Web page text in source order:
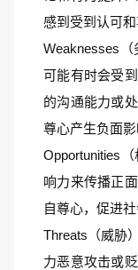
感到受到认可和
Weaknesses
可能有时会受
的沟通能力或
尊心产生负面影
Opportunities
响力来传播正
自尊心，促进
Threats（威胁
力恶意攻击或